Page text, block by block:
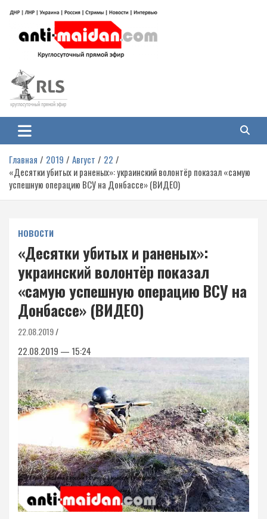
содержимому
Антимайдан: Гражданская война
на Украине
гражданской войне на Украине, включая события в Новороссии, ДНР,
ЛНР и других регионах.
Главная 2019 Август
22
«Десятки убитых и раненых»: украинский волонтёр показал «самую
успешную операцию ВСУ на Донбассе» (ВИДЕО)
НОВОСТИ
«Десятки убитых и раненых»:
украинский волонтёр показал
«самую успешную операцию ВСУ на
Донбассе» (ВИДЕО)
22.08.2019
22.08.2019 — 15:24